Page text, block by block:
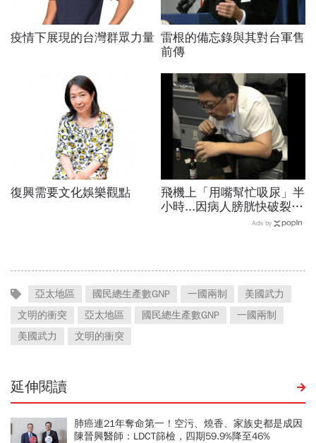
疫情下展現的台灣群眾力量 雷根的備忘錄與其對台軍售
前傳
復興需要文化娛樂觀點
飛機上「用嘴幫忙吸尿」半
小時...因病人膀胱快破裂
仁醫：這是職責和本能
Ads by
亞太地區 國民總生產數GNP 一國兩制
美國武力
文明的衝突
亞太地區 國民總生產數GNP
一國兩制
美國武力
文明的衝突
延伸閱讀
肺癌連21年奪命第一！空污、燒香、家族史都是成因
陳晉興醫師：LDCT篩檢，四期59.9%降至46%